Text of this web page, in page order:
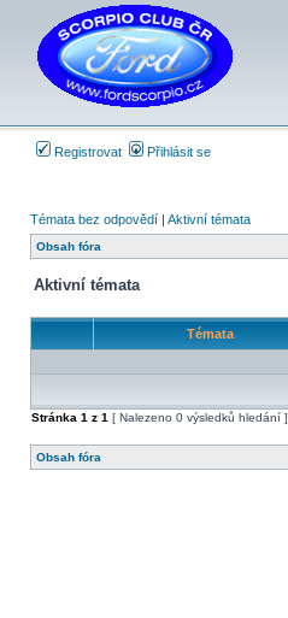
Registrovat Přihlásit se
Témata bez odpovědí | Aktivní témata
Obsah fóra
Aktivní témata
Témata
Stránka 1 z 1 [ Nalezeno 0 výsledků hledání ]
Obsah fóra